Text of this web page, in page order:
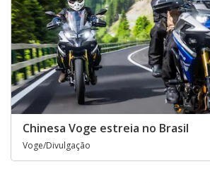
Chinesa Voge estreia no Brasil
Voge/Divulgação